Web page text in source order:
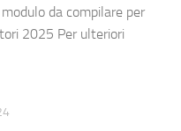
da compilare per
2025 Per ulteriori